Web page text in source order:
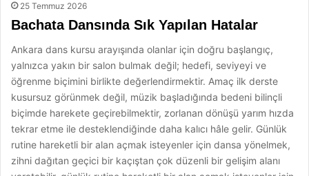
25 Temmuz 2026
Bachata Dansında Sık Yapılan Hatalar
Ankara dans kursu arayışında olanlar için doğru başlangıç,
yalnızca yakın bir salon bulmak değil; hedefi, seviyeyi ve
öğrenme biçimini birlikte değerlendirmektir. Amaç ilk derste
kusursuz görünmek değil, müzik başladığında bedeni bilinçli
biçimde harekete geçirebilmektir, zorlanan dönüşü yarım hızda
tekrar etme ile desteklendiğinde daha kalıcı hâle gelir. Günlük
rutine hareketli bir alan açmak isteyenler için dansa yönelmek,
zihni dağıtan geçici bir kaçıştan çok düzenli bir gelişim alanı